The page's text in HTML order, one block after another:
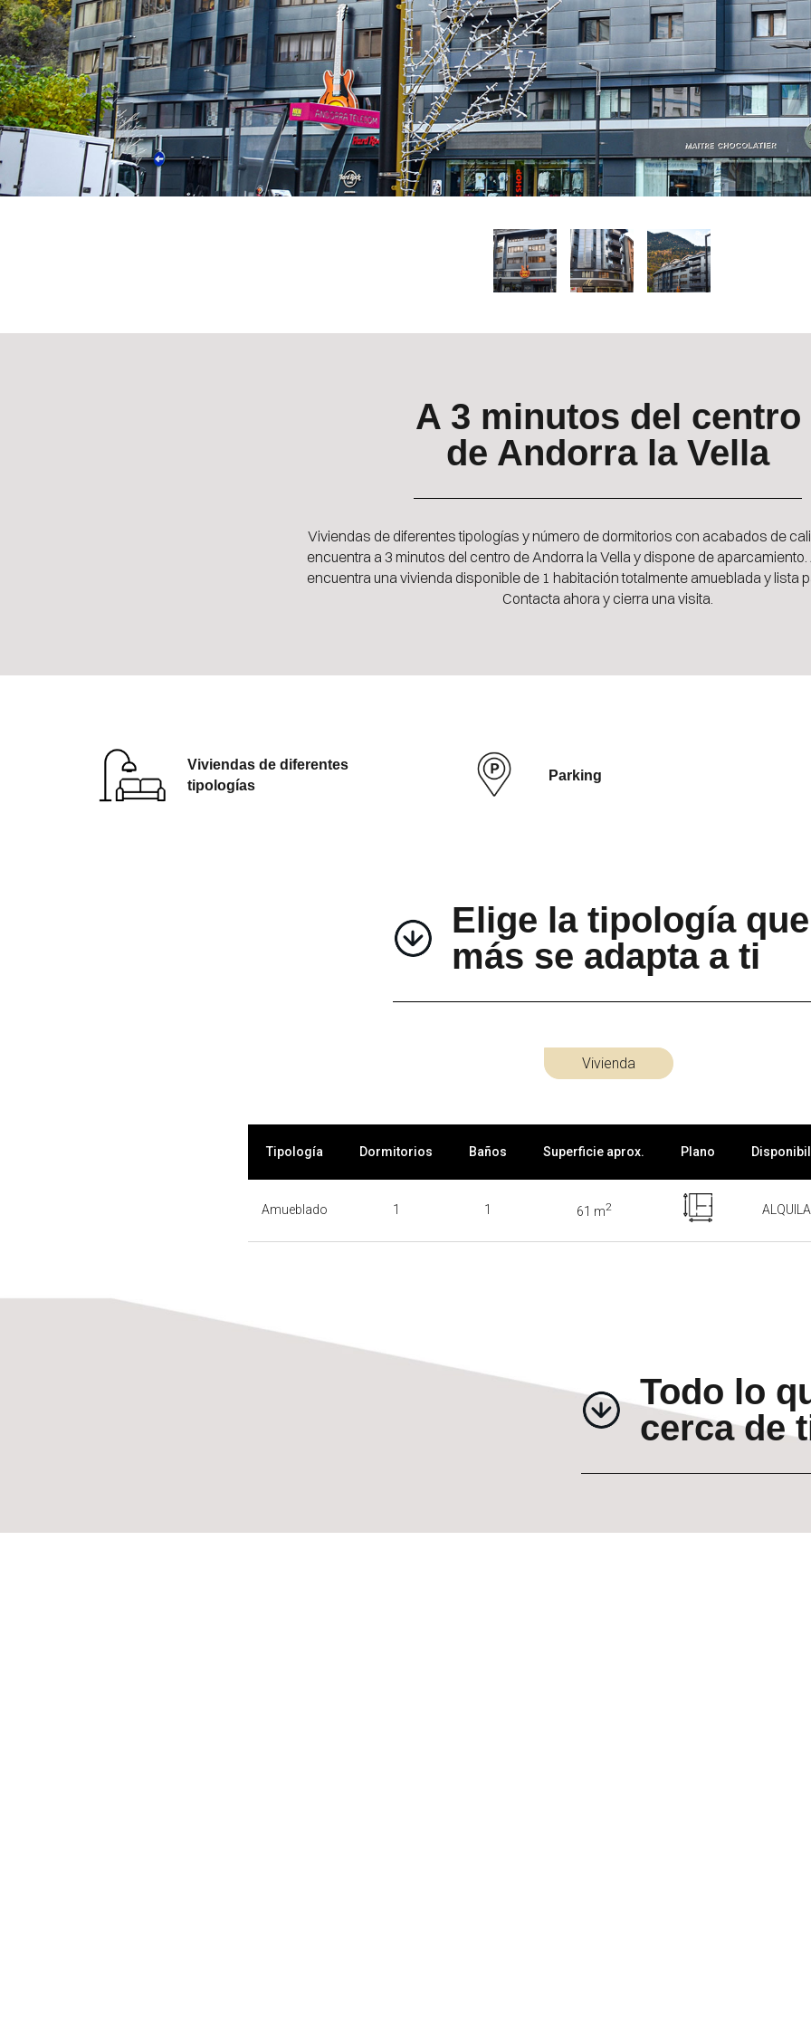
A 3 minutos del centro
de Andorra la Vella
Viviendas de diferentes tipologías y número de dormitorios con acabados de
encuentra a 3 minutos del centro de Andorra la Vella y dispone de
encuentra una vivienda disponible de 1 habitación totalmente amueblada y lista
Contacta ahora y cierra una visita.
Viviendas de diferentes
tipologías
Parking
Elige la tipología que
más se adapta a ti
Vivienda
Tipología Dormitorios Baños Superficie aprox. Plano
Amueblado 1 1 61 m2
Todo lo
cerca de